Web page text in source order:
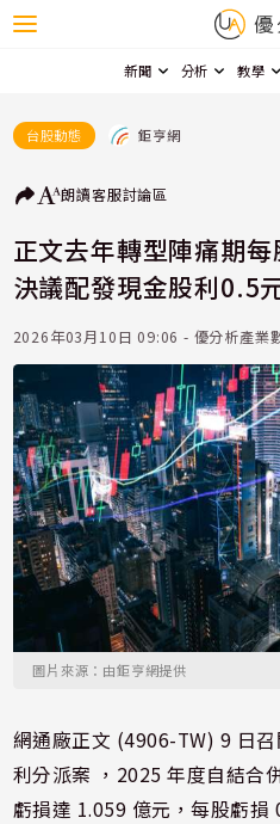
新聞 分析 教學
台股動態 鉅亨網
朗讀客服討論區
正文去年轉型陣痛期
決議配發現金股利0.5
2026年03月10日 09:06 - 優分析產業
圖片來源：由鉅亨網提供
網通廠正文 (4906-TW) 9 日
利分派案 ，2025 年度自結合
虧損達 1.059 億元，每股虧